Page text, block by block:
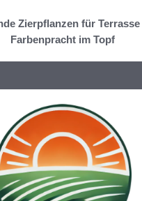
Zierpflanzen für
Farbenpracht im Topf